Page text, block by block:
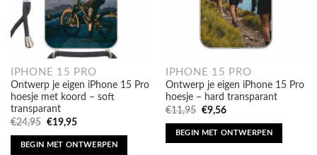
IPHONE 15 PRO
Ontwerp je eigen iPhone 15 Pro
hoesje met koord – soft
transparant
€24,95 Oorspronkelijke
was:
€24,95.
€19,95Huidige
is:
€19,95.
BEGIN MET ONTWERPEN
IPHONE 15 PRO
Ontwerp je eigen iPhone 15 Pro
hoesje – hard transparant
€11,95 Oorspronkelijke
was:
€11,95.
€9,56Huidige
is:
€9,56.
BEGIN MET ONTWERPEN